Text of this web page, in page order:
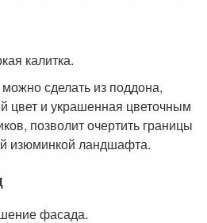
калитка.
сделать из поддона,
цвет и украшенная цветочным
позволит очертить границы
изюминкой ландшафта.
фасада.